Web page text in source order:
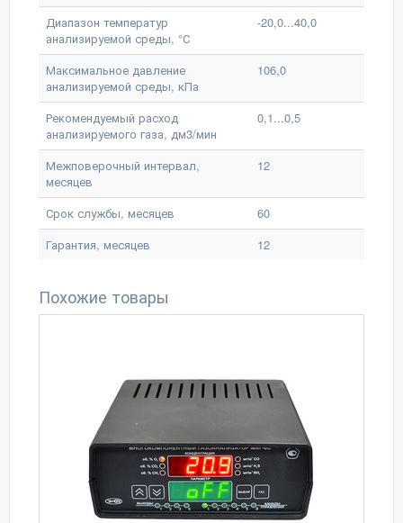
Диапазон температур
анализируемой среды, °С
-20,0...40,0
Максимальное давление
анализируемой среды, кПа
106,0
Рекомендуемый расход
анализируемого газа, дм3/мин
0,1...0,5
Межповерочный интервал,
месяцев
12
Срок службы, месяцев
60
Гарантия, месяцев
12
Похожие товары